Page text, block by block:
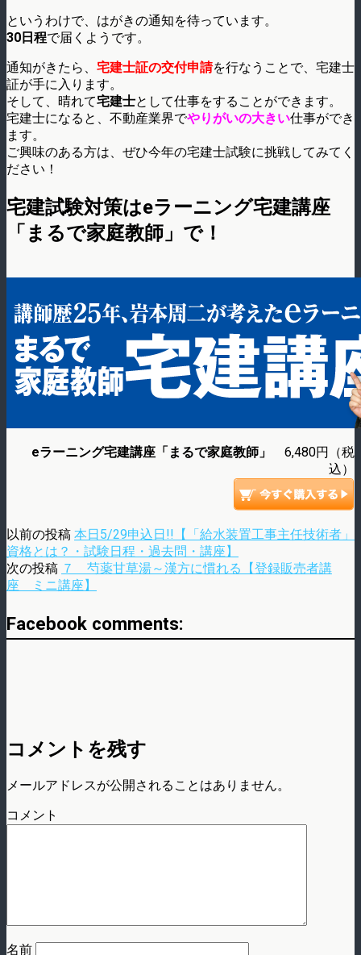
というわけで、はがきの通知を待っています。
30日程で届くようです。
通知がきたら、 宅建士証の交付申請を行なうことで、宅建士
証が手に入ります。
そして、晴れて宅建士として仕事をすることができます。
宅建士になると、不動産業界でやりがいの大きい仕事ができ
ます。
ご興味のある方は、ぜひ今年の宅建士試験に挑戦してみてく
ださい！
宅建試験対策はeラーニング宅建講座
「まるで家庭教師」で！
eラーニング宅建講座「まるで家庭教師」
6,480円（税
込）
以前の投稿 本日5/29申込日!!【「給水装置工事主任技術者」
資格とは？・試験日程・過去問・講座】
次の投稿 ７ 芍薬甘草湯～漢方に慣れる【登録販売者講
座 ミニ講座】
Facebook comments:
コメントを残す
メールアドレスが公開されることはありません。
コメント
名前